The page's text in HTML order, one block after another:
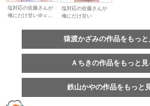
塩対応の佐藤さんが
俺にだけ甘い＠ｃ...
塩対応の佐藤さんが
俺にだけ甘い
猿渡かざみの作品をもっと
Ａちきの作品をもっと見
鉄山かやの作品をもっと